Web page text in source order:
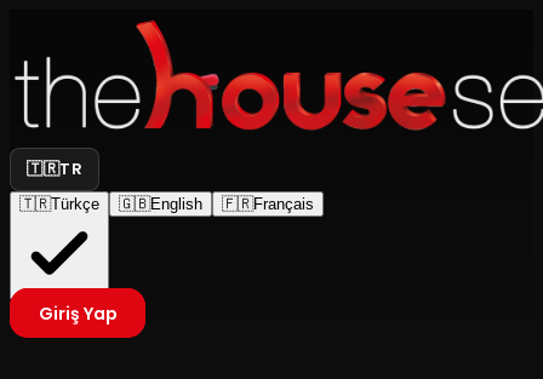
🇹🇷TR
🇹🇷Türkçe 🇬🇧English 🇫🇷Français
Giriş Yap